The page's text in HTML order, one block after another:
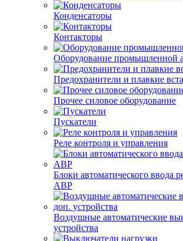
Конденсаторы
Контакторы
Оборудование промышленной
Предохранители и плавкие
Прочее силовое оборудование
Пускатели
Реле контроля и управления
Блоки автоматического ввода
АВР
Воздушные автоматические
устройства